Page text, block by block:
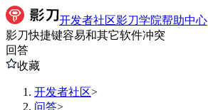
开发者社区影刀学院帮助中心
影刀快捷键容易和其它软件冲突
回答
收藏
开发者社区>
问答>